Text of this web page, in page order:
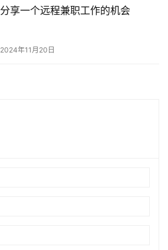
分享一个远程兼职工作的机会
2024年11月20日